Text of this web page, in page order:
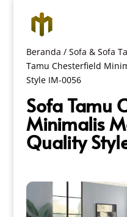
Beranda / Sofa & Sofa
Tamu Chesterfield
Style IM-0056
Sofa Tamu
Minimalis
Quality